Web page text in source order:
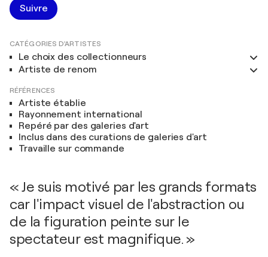
Suivre
CATÉGORIES D'ARTISTES
Le choix des collectionneurs
Artiste de renom
RÉFÉRENCES
Artiste établie
Rayonnement international
Repéré par des galeries d'art
Inclus dans des curations de galeries d'art
Travaille sur commande
« Je suis motivé par les grands formats
car l'impact visuel de l'abstraction ou
de la figuration peinte sur le
spectateur est magnifique. »